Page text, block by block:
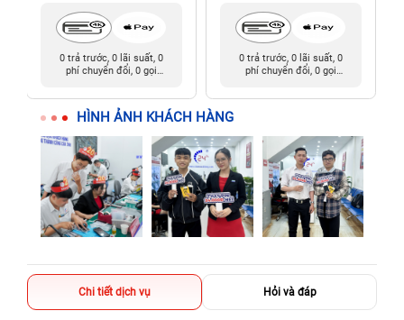
0 trả trước, 0 lãi suất, 0
phí chuyển đổi, 0 gọi
0 trả trước, 0 lãi suất, 0
phí chuyển đổi, 0 gọi
HÌNH ẢNH KHÁCH HÀNG
Chi tiết dịch vụ Hỏi và đáp